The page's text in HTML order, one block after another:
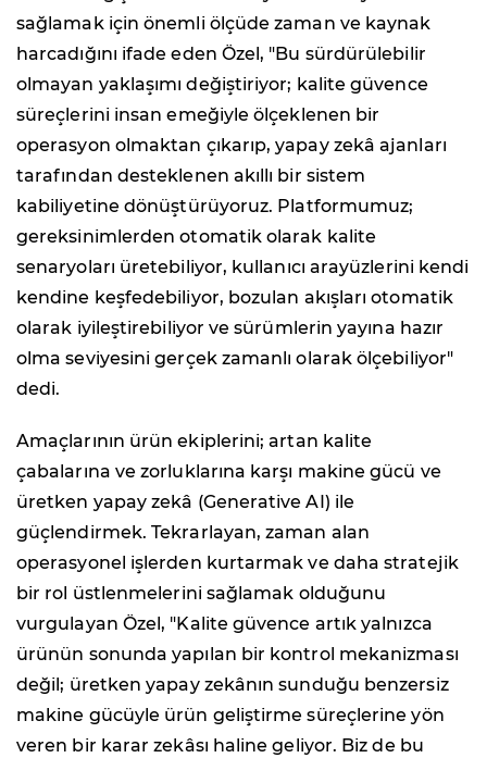
sağlamak için önemli ölçüde zaman ve kaynak
harcadığını ifade eden Özel, "Bu sürdürülebilir
olmayan yaklaşımı değiştiriyor; kalite güvence
süreçlerini insan emeğiyle ölçeklenen bir
operasyon olmaktan çıkarıp, yapay zekâ ajanları
tarafından desteklenen akıllı bir sistem
kabiliyetine dönüştürüyoruz. Platformumuz;
gereksinimlerden otomatik olarak kalite
senaryoları üretebiliyor, kullanıcı arayüzlerini kendi
kendine keşfedebiliyor, bozulan akışları otomatik
olarak iyileştirebiliyor ve sürümlerin yayına hazır
olma seviyesini gerçek zamanlı olarak ölçebiliyor"
dedi.
Amaçlarının ürün ekiplerini; artan kalite
çabalarına ve zorluklarına karşı makine gücü ve
üretken yapay zekâ (Generative AI) ile
güçlendirmek. Tekrarlayan, zaman alan
operasyonel işlerden kurtarmak ve daha stratejik
bir rol üstlenmelerini sağlamak olduğunu
vurgulayan Özel, "Kalite güvence artık yalnızca
ürünün sonunda yapılan bir kontrol mekanizması
değil; üretken yapay zekânın sunduğu benzersiz
makine gücüyle ürün geliştirme süreçlerine yön
veren bir karar zekâsı haline geliyor. Biz de bu